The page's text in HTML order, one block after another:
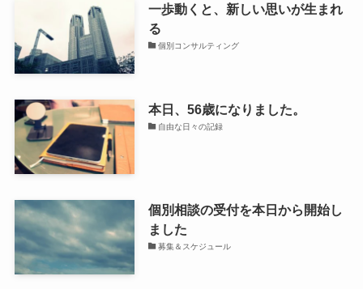
一歩動くと、新しい思いが生まれ
る
個別コンサルティング
本日、56歳になりました。
自由な日々の記録
個別相談の受付を本日から開始し
ました
募集＆スケジュール